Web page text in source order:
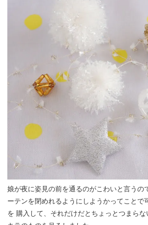
娘が夜に姿見の前を通るのがこわいと言うの
ーテンを閉めれるようにしようかってことで
を 購入して、それだけだとちょっとつまらな